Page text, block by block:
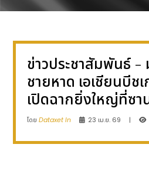
ข่าวประชาสัมพันธ์ -
ชายหาด เอเชียนบีช
เปิดฉากยิ่งใหญ่ที่ซา
โดยDataxet In 23 เม.ย. 69 |